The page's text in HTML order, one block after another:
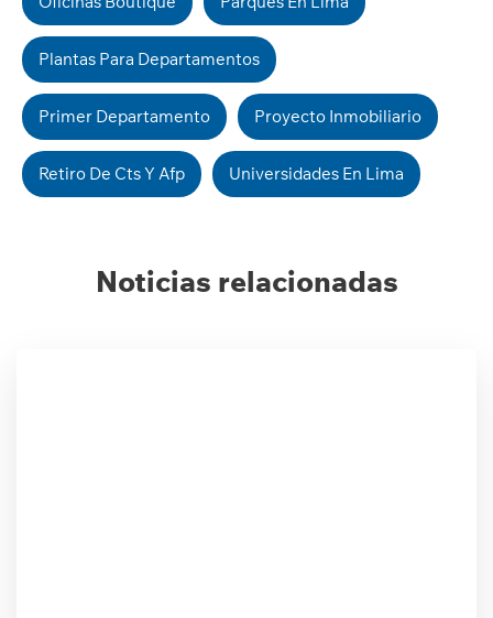
Plantas Para Departamentos
Primer Departamento Proyecto Inmobiliario
Retiro De Cts Y Afp Universidades En Lima
Noticias relacionadas